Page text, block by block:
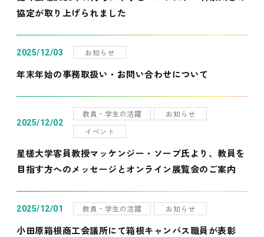
協定が取り上げられました
2025/12/03 お知らせ
年末年始の事務取扱い・お問い合わせについて
2025/12/02
教員・学生の活躍
お知らせ
イベント
星槎大学客員教授マッケンジー・ソープ氏より、教員を
目指す方へのメッセージとオンライン展覧会のご案内
2025/12/01 教員・学生の活躍 お知らせ
小田原箱根商工会議所にて箱根キャンパス職員が表彰